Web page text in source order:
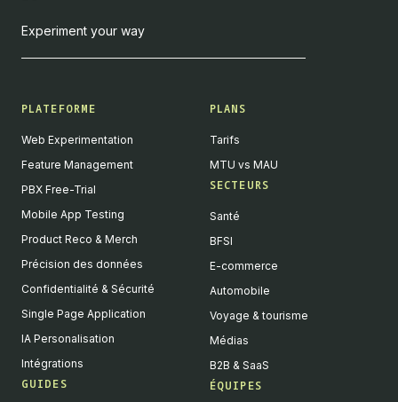
Experiment your way
PLATEFORME
Web Experimentation
Feature Management
PBX Free-Trial
Mobile App Testing
Product Reco & Merch
Précision des données
Confidentialité & Sécurité
Single Page Application
IA Personalisation
Intégrations
GUIDES
PLANS
Tarifs
MTU vs MAU
SECTEURS
Santé
BFSI
E-commerce
Automobile
Voyage & tourisme
Médias
B2B & SaaS
ÉQUIPES